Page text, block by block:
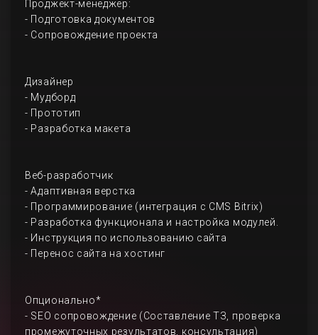
Проджект-менеджер:
- Подготовка документов
- Сопровождение проекта
Дизайнер
- Мудборд
- Прототип
- Разработка макета
Веб-разработчик
- Адаптивная верстка
- Программирование (интеграция с CMS Bitrix)
- Разработка функционала и настройка модулей.
- Инструкция по использованию сайта
- Перенос сайта на хостинг
Опционально*
- SEO сопровождение (Составление ТЗ, проверка
промежуточных результатов, консультация)